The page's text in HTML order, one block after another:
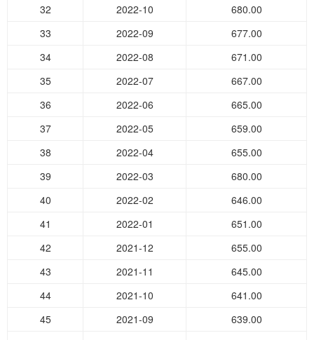
32
2022-10
680.00
33
2022-09
677.00
34
2022-08
671.00
35
2022-07
667.00
36
2022-06
665.00
37
2022-05
659.00
38
2022-04
655.00
39
2022-03
680.00
40
2022-02
646.00
41
2022-01
651.00
42
2021-12
655.00
43
2021-11
645.00
44
2021-10
641.00
45
2021-09
639.00